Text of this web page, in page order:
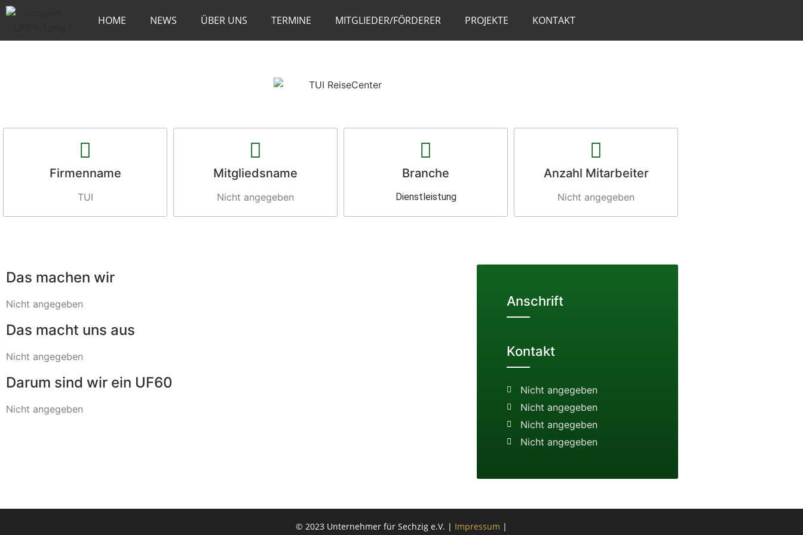
HOME NEWS ÜBER UNS TERMINE MITGLIEDER/FÖRDERER PROJEKTE KONTAKT
Firmenname
TUI
Mitgliedsname
Nicht angegeben
Branche
Dienstleistung
Anzahl Mitarbeiter
Nicht angegeben
Das machen wir
Nicht angegeben
Das macht uns aus
Nicht angegeben
Darum sind wir ein UF60
Nicht angegeben
Anschrift
Kontakt
Nicht angegeben
Nicht angegeben
Nicht angegeben
Nicht angegeben
© 2023 Unternehmer für Sechzig e.V. | Impressum |